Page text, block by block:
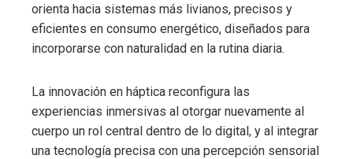
orienta hacia sistemas más livianos, precisos y
eficientes en consumo energético, diseñados para
incorporarse con naturalidad en la rutina diaria.
La innovación en háptica reconfigura las
experiencias inmersivas al otorgar nuevamente al
cuerpo un rol central dentro de lo digital, y al integrar
una tecnología precisa con una percepción sensorial